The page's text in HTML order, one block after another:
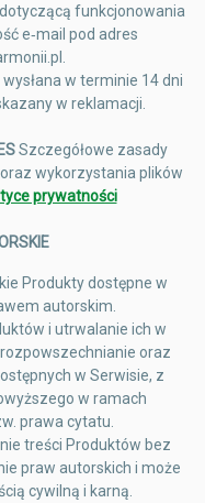
funkcjonowania
e‑mail pod adres
w terminie 14 dni
w reklamacji.
Szczegółowe zasady
wykorzystania plików
prywatności
Produkty dostępne w
autorskim.
i utrwalanie ich w
oraz
w Serwisie, z
w ramach
prawa cytatu.
treści Produktów bez
praw autorskich i może
cywilną i karną.